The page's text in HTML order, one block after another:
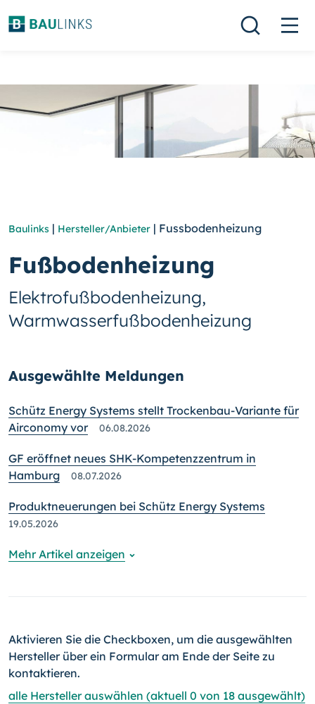
Baulinks | Hersteller/Anbieter | Fussbodenheizung
Fußbodenheizung
Elektrofußbodenheizung,
Warmwasserfußbodenheizung
Ausgewählte Meldungen
Schütz Energy Systems stellt Trockenbau-Variante für
Airconomy vor
06.08.2026
GF eröffnet neues SHK-Kompetenzzentrum in
Hamburg
08.07.2026
Produktneuerungen bei Schütz Energy Systems
19.05.2026
Mehr Artikel anzeigen
Aktivieren Sie die Checkboxen, um die ausgewählten
Hersteller über ein Formular am Ende der Seite zu
kontaktieren.
alle Hersteller auswählen (aktuell 0 von 18 ausgewählt)